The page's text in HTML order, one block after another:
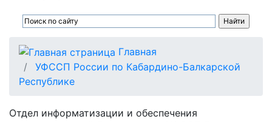
Главная
УФССП России по Кабардино-Балкарской
Республике
Отдел информатизации и обеспечения